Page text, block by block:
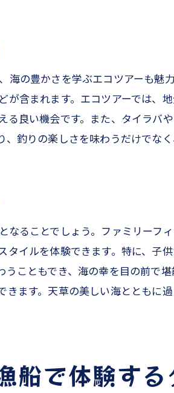
オキアミ五目の多様な魚種
天草で楽しむ船フカセの魅力
初心者向けのフカセ釣りのポイ
オキアミを使った釣りのテクニ
天草の海でのSLJの楽しみ方
SLJに適したタックルとルアー
天草の自然観光とその魅力
海の豊かさを学ぶエコツアーも魅
が含まれます。エコツアーでは、
る良い機会です。また、タイラバ
釣りの楽しさを味わうだけでな
なることでしょう。ファミリーフ
タイルを体験できます。特に、子
うこともでき、海の幸を目の前で
きます。天草の美しい海とともに
船で体験す